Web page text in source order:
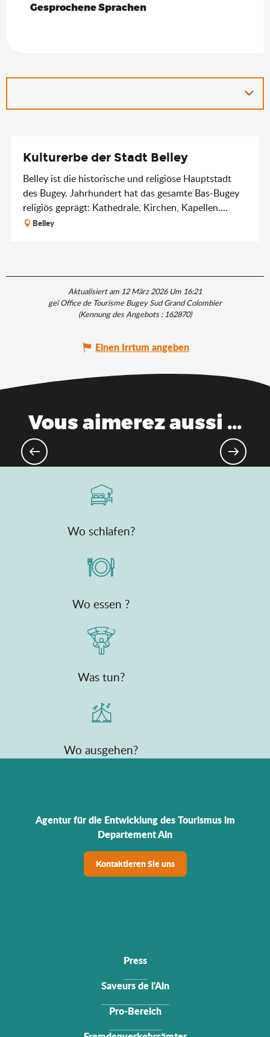
Gesprochene Sprachen
Gesprochene Sprachen
Kulturerbe der Stadt Belley
Belley ist die historische und religiöse Hauptstadt
des Bugey. Jahrhundert hat das gesamte Bas-Bugey
religiös geprägt: Kathedrale, Kirchen, Kapellen....
Belley
Aktualisiert am 12 März 2026 Um 16:21
gei Office de Tourisme Bugey Sud Grand Colombier
(Kennung des Angebots : 162870)
Einen Irrtum angeben
Vous aimerez aussi ...
Wo schlafen?
Wo essen ?
Was tun?
Wo ausgehen?
Agentur für die Entwicklung des Tourismus im
Departement Ain
Kontaktieren Sie uns
Press
Saveurs de l'Ain
Pro-Bereich